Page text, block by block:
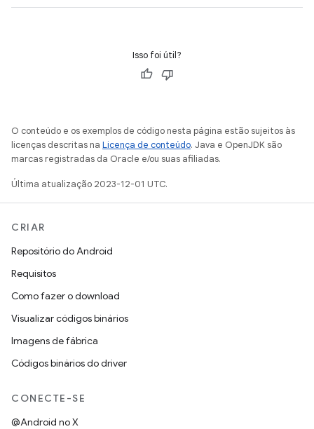
Isso foi útil?
O conteúdo e os exemplos de código nesta página estão sujeitos às
licenças descritas na Licença de conteúdo. Java e OpenJDK são
marcas registradas da Oracle e/ou suas afiliadas.
Última atualização 2023-12-01 UTC.
CRIAR
Repositório do Android
Requisitos
Como fazer o download
Visualizar códigos binários
Imagens de fábrica
Códigos binários do driver
CONECTE-SE
@Android no X